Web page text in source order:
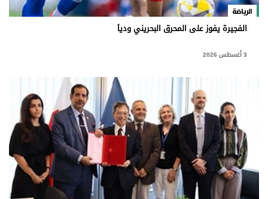
الرياضة
الفجيرة يفوز على المحرق البحريني ودياً
3 أغسطس 2026